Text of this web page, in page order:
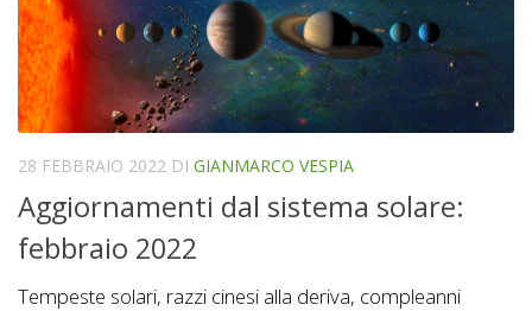
28 FEBBRAIO 2022 DI GIANMARCO VESPIA
Aggiornamenti dal sistema solare:
febbraio 2022
Tempeste solari, razzi cinesi alla deriva, compleanni